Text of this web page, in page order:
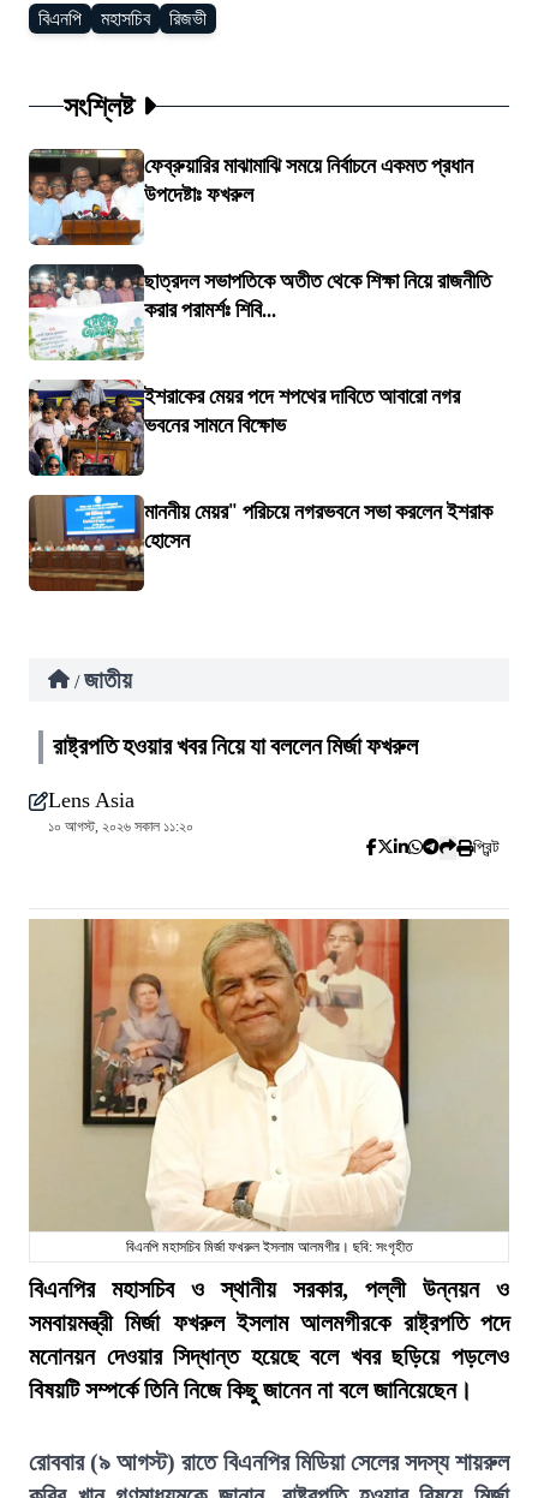
বিএনপি মহাসচিব রিজভী
সংশ্লিষ্ট
ফেব্রুয়ারির মাঝামাঝি সময়ে নির্বাচনে একমত প্রধান
উপদেষ্টাঃ ফখরুল
ছাত্রদল সভাপতিকে অতীত থেকে শিক্ষা নিয়ে রাজনীতি
করার পরামর্শঃ শিবি...
ইশরাকের মেয়র পদে শপথের দাবিতে আবারো নগর
ভবনের সামনে বিক্ষোভ
মাননীয় মেয়র" পরিচয়ে নগরভবনে সভা করলেন ইশরাক
হোসেন
/ জাতীয়
রাষ্ট্রপতি হওয়ার খবর নিয়ে যা বললেন মির্জা ফখরুল
Lens Asia
১০ আগস্ট, ২০২৬ সকাল ১১:২০
প্রিন্ট
বিএনপি মহাসচিব মির্জা ফখরুল ইসলাম আলমগীর। ছবি: সংগৃহীত
বিএনপির মহাসচিব ও স্থানীয় সরকার, পল্লী উন্নয়ন ও
সমবায়মন্ত্রী মির্জা ফখরুল ইসলাম আলমগীরকে রাষ্ট্রপতি পদে
মনোনয়ন দেওয়ার সিদ্ধান্ত হয়েছে বলে খবর ছড়িয়ে পড়লেও
বিষয়টি সম্পর্কে তিনি নিজে কিছু জানেন না বলে জানিয়েছেন।
রোববার (৯ আগস্ট) রাতে বিএনপির মিডিয়া সেলের সদস্য শায়রুল